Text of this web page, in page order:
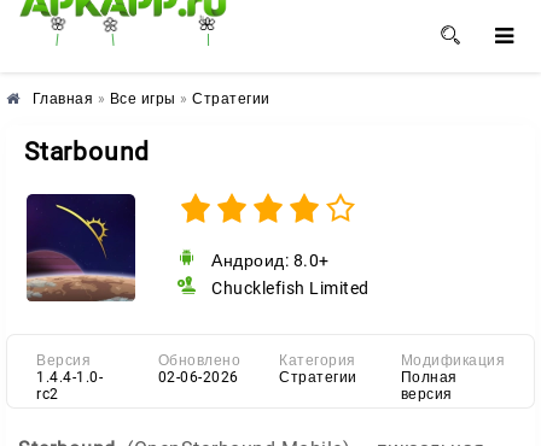
🌸 🌼 🌺
Главная » Все игры » Стратегии
Starbound
Андроид: 8.0+
Chucklefish Limited
Версия
1.4.4-1.0-
rc2
Обновлено
02-06-2026
Категория
Стратегии
Модификация
Полная
версия